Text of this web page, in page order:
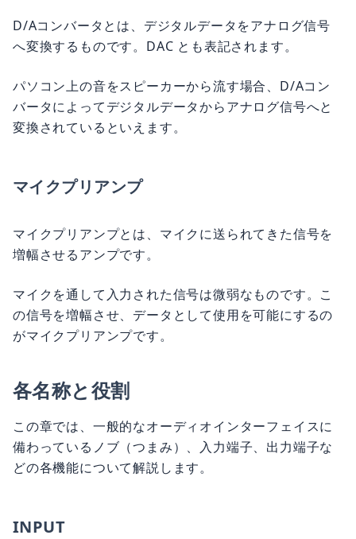
D/Aコンバータとは、デジタルデータをアナログ信号
へ変換するものです。DAC とも表記されます。
パソコン上の音をスピーカーから流す場合、D/Aコン
バータによってデジタルデータからアナログ信号へと
変換されているといえます。
マイクプリアンプ
マイクプリアンプとは、マイクに送られてきた信号を
増幅させるアンプです。
マイクを通して入力された信号は微弱なものです。こ
の信号を増幅させ、データとして使用を可能にするの
がマイクプリアンプです。
各名称と役割
この章では、一般的なオーディオインターフェイスに
備わっているノブ（つまみ）、入力端子、出力端子な
どの各機能について解説します。
INPUT